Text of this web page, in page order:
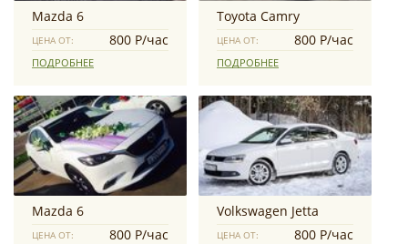
Mazda 6
ЦЕНА ОТ: 800 Р/час
ПОДРОБНЕЕ
Toyota Camry
ЦЕНА ОТ: 800 Р/час
ПОДРОБНЕЕ
Mazda 6
ЦЕНА ОТ: 800 Р/час
Volkswagen Jetta
ЦЕНА ОТ: 800 Р/час